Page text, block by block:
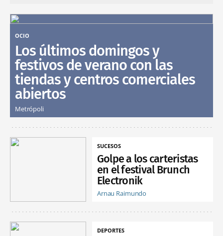
OCIO
Los últimos domingos y
festivos de verano con las
tiendas y centros comerciales
abiertos
Metrópoli
SUCESOS
Golpe a los carteristas
en el festival Brunch
Electronik
Arnau Raimundo
DEPORTES